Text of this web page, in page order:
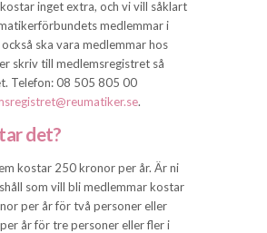
inget extra, och vi vill såklart
medlemmar i
ska vara medlemmar hos
skriv till medlemsregistret så
Telefon: 08 505 805 00
.
det?
kostar 250 kronor per år. Är ni
som vill bli medlemmar kostar
per år för två personer eller
år för tre personer eller fler i